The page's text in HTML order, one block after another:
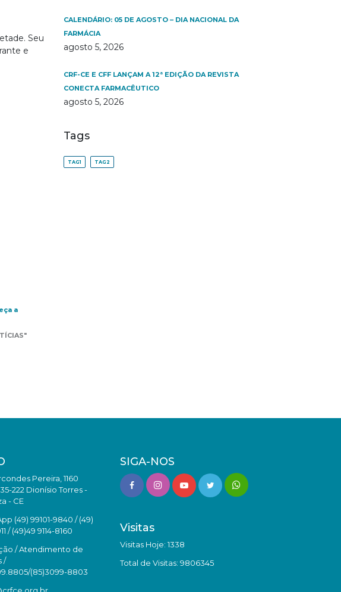
Seu
e
a
CALENDÁRIO: 05 DE AGOSTO – DIA NACIONAL DA
FARMÁCIA
agosto 5, 2026
CRF-CE E CFF LANÇAM A 12ª EDIÇÃO DA REVISTA
CONECTA FARMACÊUTICO
agosto 5, 2026
Tags
TAG1 TAG2
Pereira, 1160
222 Dionísio Torres -
- CE
(49) 99101-9840 / (49)
/ (49)49 9114-8160
/ Atendimento de
/
(85)3099-8803
SIGA-NOS
Visitas
Visitas Hoje: 1338
Total de Visitas: 9806345